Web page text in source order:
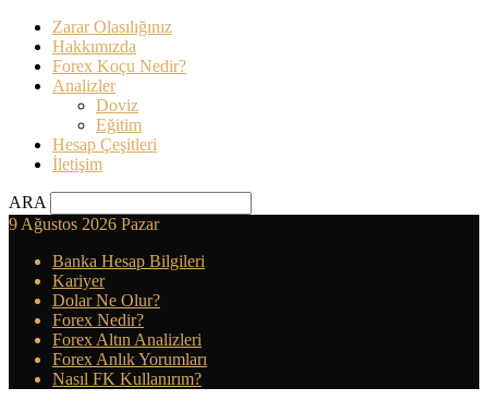
Zarar Olasılığınız
Hakkımızda
Forex Koçu Nedir?
Analizler
Doviz
Eğitim
Hesap Çeşitleri
İletişim
ARA
9 Ağustos 2026 Pazar
Banka Hesap Bilgileri
Kariyer
Dolar Ne Olur?
Forex Nedir?
Forex Altın Analizleri
Forex Anlık Yorumları
Nasıl FK Kullanırım?